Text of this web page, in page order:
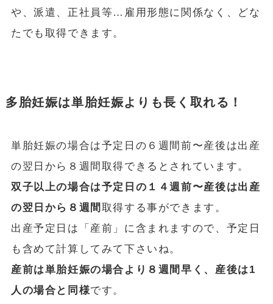
や、派遣、正社員等…雇用形態に関係なく、どな
たでも取得できます。
多胎妊娠は単胎妊娠よりも長く取れる！
単胎妊娠の場合は予定日の６週間前〜産後は出産
の翌日から８週間取得できるとされています。
双子以上の場合は予定日の１４週前〜産後は出産
の翌日から８週間 取得する事ができます。
出産予定日は「産前」に含まれますので、予定日
も含めて計算してみて下さいね。
産前は単胎妊娠の場合より８週間早く、産後は1
人の場合と同様です。